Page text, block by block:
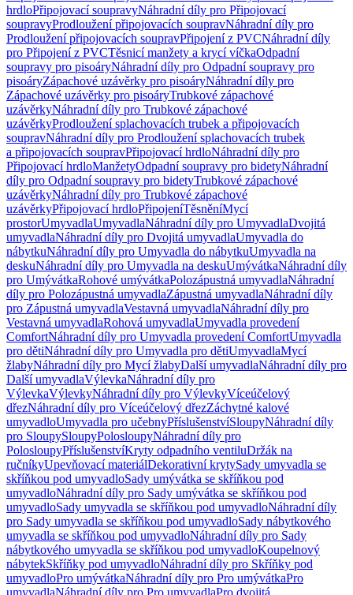
hrdloPřipojovací soupravyNáhradní díly pro Připojovací
soupravyProdloužení připojovacích soupravNáhradní díly pro
Prodloužení připojovacích soupravPřipojení z PVCNáhradní díly
pro Připojení z PVCTěsnicí manžety a krycí víčkaOdpadní
soupravy pro pisoáryNáhradní díly pro Odpadní soupravy pro
pisoáryZápachové uzávěrky pro pisoáryNáhradní díly pro
Zápachové uzávěrky pro pisoáryTrubkové zápachové
uzávěrkyNáhradní díly pro Trubkové zápachové
uzávěrkyProdloužení splachovacích trubek a připojovacích
soupravNáhradní díly pro Prodloužení splachovacích trubek
a připojovacích soupravPřipojovací hrdloNáhradní díly pro
Připojovací hrdloManžetyOdpadní soupravy pro bidetyNáhradní
díly pro Odpadní soupravy pro bidetyTrubkové zápachové
uzávěrkyNáhradní díly pro Trubkové zápachové
uzávěrkyPřipojovací hrdloPřipojeníTěsněníMycí
prostorUmyvadlaUmyvadlaNáhradní díly pro UmyvadlaDvojitá
umyvadlaNáhradní díly pro Dvojitá umyvadlaUmyvadla do
nábytkuNáhradní díly pro Umyvadla do nábytkuUmyvadla na
deskuNáhradní díly pro Umyvadla na deskuUmývátkaNáhradní díly
pro UmývátkaRohové umývátkaPolozápustná umyvadlaNáhradní
díly pro Polozápustná umyvadlaZápustná umyvadlaNáhradní díly
pro Zápustná umyvadlaVestavná umyvadlaNáhradní díly pro
Vestavná umyvadlaRohová umyvadlaUmyvadla provedení
ComfortNáhradní díly pro Umyvadla provedení ComfortUmyvadla
pro dětiNáhradní díly pro Umyvadla pro dětiUmyvadlaMycí
žlabyNáhradní díly pro Mycí žlabyDalší umyvadlaNáhradní díly pro
Další umyvadlaVýlevkaNáhradní díly pro
VýlevkaVýlevkyNáhradní díly pro VýlevkyVíceúčelový
dřezNáhradní díly pro Víceúčelový dřezZáchytné kalové
umyvadloUmyvadla pro učebnyPříslušenstvíSloupyNáhradní díly
pro SloupySloupyPolosloupyNáhradní díly pro
PolosloupyPříslušenstvíKryty odpadního ventiluDržák na
ručníkyUpevňovací materiálDekorativní krytySady umyvadla se
skříňkou pod umyvadloSady umývátka se skříňkou pod
umyvadloNáhradní díly pro Sady umývátka se skříňkou pod
umyvadloSady umyvadla se skříňkou pod umyvadloNáhradní díly
pro Sady umyvadla se skříňkou pod umyvadloSady nábytkového
umyvadla se skříňkou pod umyvadloNáhradní díly pro Sady
nábytkového umyvadla se skříňkou pod umyvadloKoupelnový
nábytekSkříňky pod umyvadloNáhradní díly pro Skříňky pod
umyvadloPro umývátkaNáhradní díly pro Pro umývátkaPro
umyvadlaNáhradní díly pro Pro umyvadlaPro dvojitá